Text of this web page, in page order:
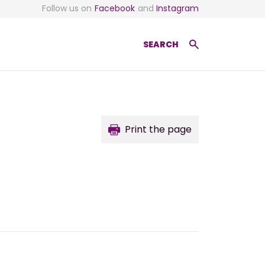
Follow us on Facebook and Instagram
SEARCH
Print the page